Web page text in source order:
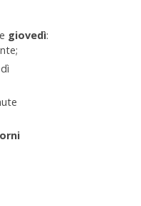
e giovedì: